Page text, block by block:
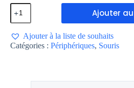
Ajouter
Ajouter à la liste de souhaits
Catégories : Périphériques, Souris